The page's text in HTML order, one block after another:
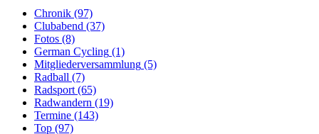
Chronik (97)
Clubabend (37)
Fotos (8)
German Cycling (1)
Mitgliederversammlung (5)
Radball (7)
Radsport (65)
Radwandern (19)
Termine (143)
Top (97)